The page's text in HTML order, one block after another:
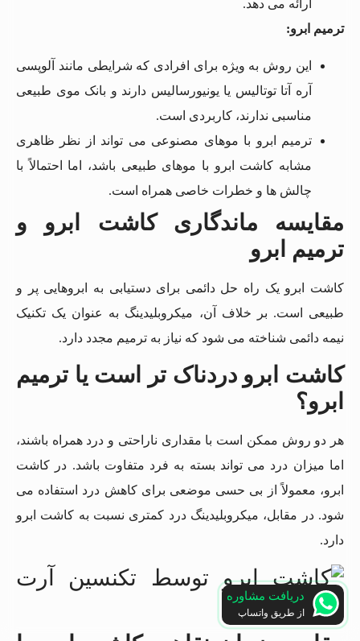
ارائه می دهد.
ترمیم ابرو:
این روش به ویژه برای افرادی که شرایطی مانند آلوپسی
آره آتا توتالیس یا یونیورسالیس دارند و بانک موی طبیعی
مناسبی ندارند، کاربردی است.
ترمیم ابرو با موهای مصنوعی می تواند از نظر ظاهری
مشابه کاشت ابرو با موهای طبیعی باشد، اما احتمالاً با
چالش ها و خطرات خاصی همراه است.
مقایسه ماندگاری کاشت ابرو و
ترمیم ابرو
کاشت ابرو یک راه حل دائمی برای دستیابی به ابروهایی پر و
طبیعی است. بر خلاف آن، میکروبلیدینگ به عنوان یک تکنیک
نیمه دائمی شناخته می شود که نیاز به ترمیم مجدد دارد.
کاشت ابرو دردناک تر است یا ترمیم
ابرو؟
هر دو روش ممکن است با مقداری ناراحتی و درد همراه باشند،
اما میزان درد می تواند بسته به فرد متفاوت باشد. در کاشت
ابرو، معمولاً از بی حسی موضعی برای کاهش درد استفاده می
شود. در مقابل، میکروبلیدینگ درد کمتری نسبت به کاشت ابرو
دارد.
دریافت مشاوره
از طریق واتساپ